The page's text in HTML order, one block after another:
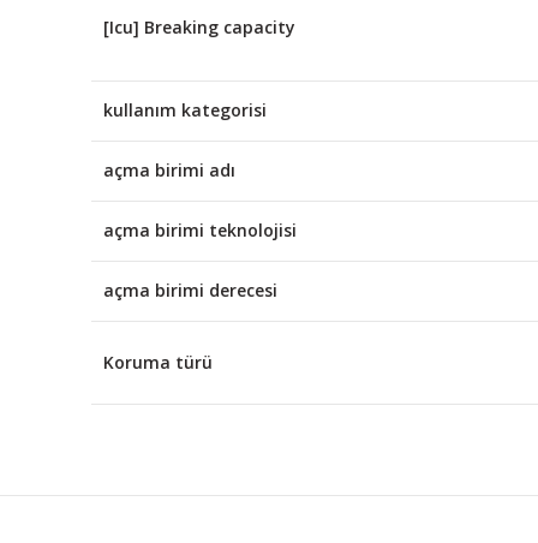
[Icu] Breaking capacity
kullanım kategorisi
açma birimi adı
açma birimi teknolojisi
açma birimi derecesi
Koruma türü